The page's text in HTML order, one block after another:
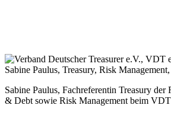
Sabine Paulus, Fachreferentin Treasury der
& Debt sowie Risk Management beim